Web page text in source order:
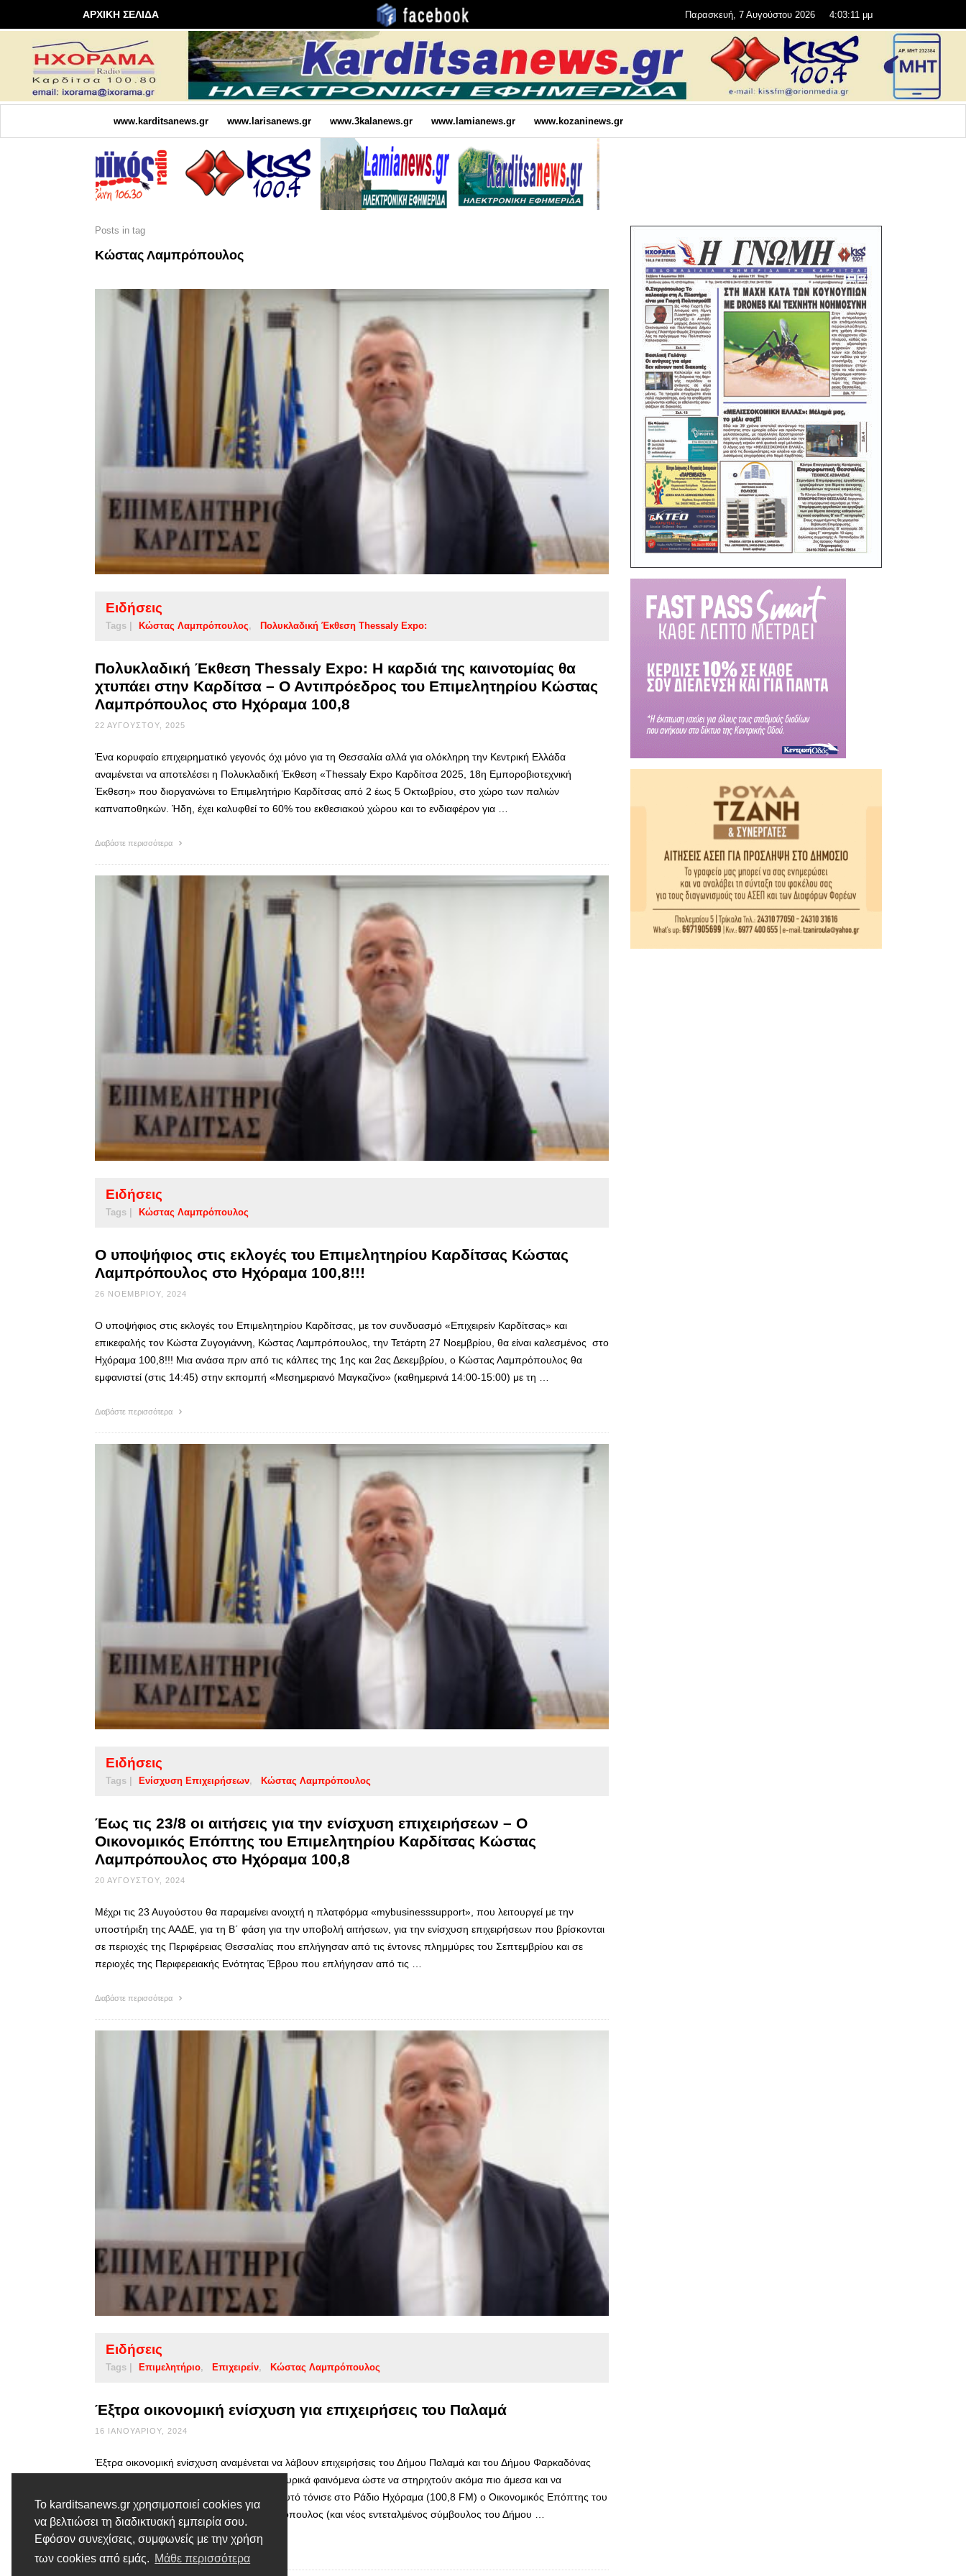
Το karditsanews.gr χρησιμοποιεί cookies για
να βελτιώσει τη διαδικτυακή εμπειρία σου.
Εφόσον συνεχίσεις, συμφωνείς με την χρήση
των cookies από εμάς. Μάθε περισσότερα
ΑΡΧΙΚΗ ΣΕΛΙΔΑ Παρασκευή, 7 Αυγούστου 2026 4:03:12 μμ
www.karditsanews.gr www.larisanews.gr www.3kalanews.gr www.lamianews.gr www.kozaninews.gr
Posts in tag
Κώστας Λαμπρόπουλος
Ειδήσεις
Tags | Κώστας Λαμπρόπουλος Πολυκλαδική Έκθεση Thessaly Expo:
Πολυκλαδική Έκθεση Thessaly Expo: Η καρδιά της καινοτομίας θα
χτυπάει στην Καρδίτσα – Ο Αντιπρόεδρος του Επιμελητηρίου Κώστας
Λαμπρόπουλος στο Ηχόραμα 100,8
22 ΑΥΓΟΎΣΤΟΥ, 2025
Ένα κορυφαίο επιχειρηματικό γεγονός όχι μόνο για τη Θεσσαλία αλλά για ολόκληρη την Κεντρική Ελλάδα
αναμένεται να αποτελέσει η Πολυκλαδική Έκθεση «Thessaly Expo Καρδίτσα 2025, 18η Εμποροβιοτεχνική
Έκθεση» που διοργανώνει το Επιμελητήριο Καρδίτσας από 2 έως 5 Οκτωβρίου, στο χώρο των παλιών
καπναποθηκών. Ήδη, έχει καλυφθεί το 60% του εκθεσιακού χώρου και το ενδιαφέρον για …
Διαβάστε περισσότερα
Ειδήσεις
Tags | Κώστας Λαμπρόπουλος
Ο υποψήφιος στις εκλογές του Επιμελητηρίου Καρδίτσας Κώστας
Λαμπρόπουλος στο Ηχόραμα 100,8!!!
26 ΝΟΕΜΒΡΊΟΥ, 2024
Ο υποψήφιος στις εκλογές του Επιμελητηρίου Καρδίτσας, με τον συνδυασμό «Επιχειρείν Καρδίτσας» και
επικεφαλής τον Κώστα Ζυγογιάννη, Κώστας Λαμπρόπουλος, την Τετάρτη 27 Νοεμβρίου, θα είναι καλεσμένος στο
Ηχόραμα 100,8!!! Μια ανάσα πριν από τις κάλπες της 1ης και 2ας Δεκεμβρίου, ο Κώστας Λαμπρόπουλος θα
εμφανιστεί (στις 14:45) στην εκπομπή «Μεσημεριανό Μαγκαζίνο» (καθημερινά 14:00-15:00) με τη …
Διαβάστε περισσότερα
Ειδήσεις
Tags | Ενίσχυση Επιχειρήσεων Κώστας Λαμπρόπουλος
Έως τις 23/8 οι αιτήσεις για την ενίσχυση επιχειρήσεων – Ο
Οικονομικός Επόπτης του Επιμελητηρίου Καρδίτσας Κώστας
Λαμπρόπουλος στο Ηχόραμα 100,8
20 ΑΥΓΟΎΣΤΟΥ, 2024
Μέχρι τις 23 Αυγούστου θα παραμείνει ανοιχτή η πλατφόρμα «mybusinesssupport», που λειτουργεί με την
υποστήριξη της ΑΑΔΕ, για τη Β΄ φάση για την υποβολή αιτήσεων, για την ενίσχυση επιχειρήσεων που βρίσκονται
σε περιοχές της Περιφέρειας Θεσσαλίας που επλήγησαν από τις έντονες πλημμύρες του Σεπτεμβρίου και σε
περιοχές της Περιφερειακής Ενότητας Έβρου που επλήγησαν από τις …
Διαβάστε περισσότερα
Ειδήσεις
Tags | Επιμελητήριο Επιχειρείν Κώστας Λαμπρόπουλος
Έξτρα οικονομική ενίσχυση για επιχειρήσεις του Παλαμά
16 ΙΑΝΟΥΑΡΊΟΥ, 2024
Έξτρα οικονομική ενίσχυση αναμένεται να λάβουν επιχειρήσεις του Δήμου Παλαμά και του Δήμου Φαρκαδόνας
που έχουν πληγεί από τα τελευταία πλημμυρικά φαινόμενα ώστε να στηριχτούν ακόμα πιο άμεσα και να
μπορέσουν να ορθοποδήσουν και πάλι. Αυτό τόνισε στο Ράδιο Ηχόραμα (100,8 FM) ο Οικονομικός Επόπτης του
Επιμελητηρίου Καρδίτσας Κώστας Λαμπρόπουλος (και νέος εντεταλμένος σύμβουλος του Δήμου …